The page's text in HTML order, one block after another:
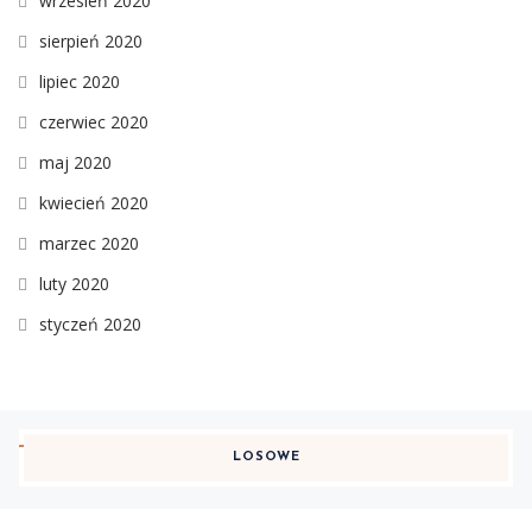
sierpień 2020
lipiec 2020
czerwiec 2020
maj 2020
kwiecień 2020
marzec 2020
luty 2020
styczeń 2020
LOSOWE